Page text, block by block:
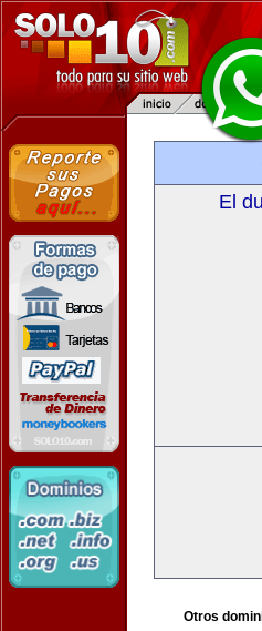
El
Otros